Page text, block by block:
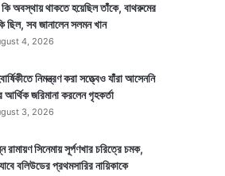
অবস্থায় থাকতে হয়েছিল তাঁকে, বাথরুমের
ছিল, সব জানালেন সলমন খান
4, 2026
নিমন্ত্রণ করা সত্ত্বেও যাঁরা আসেননি
আর্থিক জরিমানা করলেন গৃহকর্তা
3, 2026
সিনেমায় সূর্পণখার চরিত্রে চমক,
বলিউডের প্রথমসারির নায়িকাকে